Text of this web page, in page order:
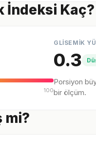
İndeksi Kaç?
100
GLİSEMİK
0.3
Porsiyon
bir ölçüm.
mi?